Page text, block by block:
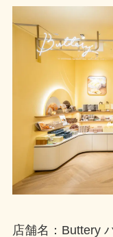
店舗名：Buttery